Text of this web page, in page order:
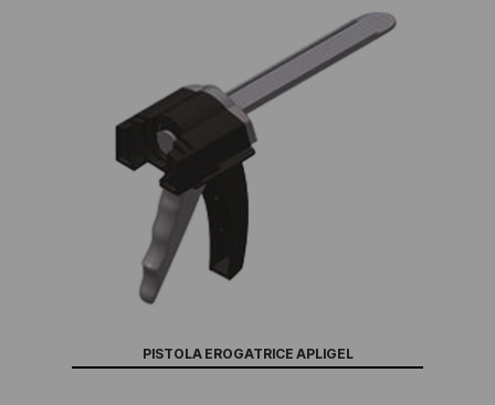
PISTOLA EROGATRICE APLIGEL